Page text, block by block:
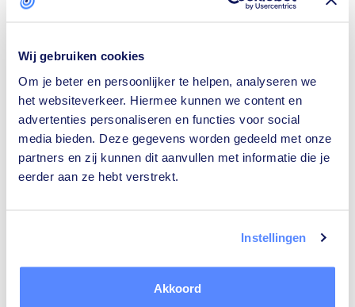
Wij gebruiken cookies
Om je beter en persoonlijker te helpen, analyseren we
het websiteverkeer. Hiermee kunnen we content en
advertenties personaliseren en functies voor social
media bieden. Deze gegevens worden gedeeld met onze
partners en zij kunnen dit aanvullen met informatie die je
eerder aan ze hebt verstrekt.
Instellingen
Akkoord
Isolatiebedrijven Rijscholen